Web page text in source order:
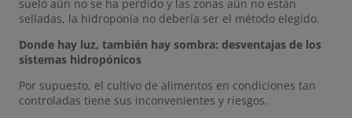
suelo aún no se ha perdido y las zonas aún no están
selladas, la hidroponía no debería ser el método elegido.
Donde hay luz, también hay sombra: desventajas de los
sistemas hidropónicos
Por supuesto, el cultivo de alimentos en condiciones tan
controladas tiene sus inconvenientes y riesgos.